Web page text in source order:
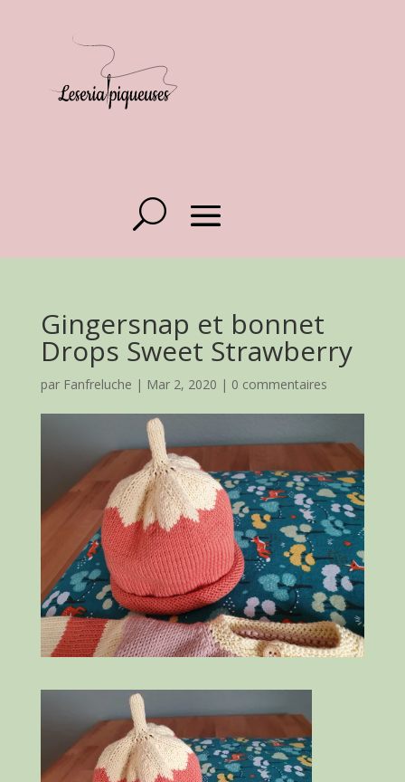
Gingersnap et bonnet
Drops Sweet Strawberry
par Fanfreluche | Mar 2, 2020 | 0 commentaires